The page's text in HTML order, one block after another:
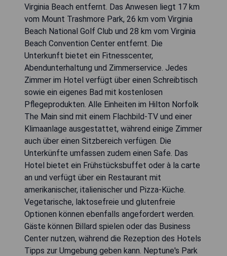
Virginia Beach entfernt. Das Anwesen liegt 17 km
vom Mount Trashmore Park, 26 km vom Virginia
Beach National Golf Club und 28 km vom Virginia
Beach Convention Center entfernt. Die
Unterkunft bietet ein Fitnesscenter,
Abendunterhaltung und Zimmerservice. Jedes
Zimmer im Hotel verfügt über einen Schreibtisch
sowie ein eigenes Bad mit kostenlosen
Pflegeprodukten. Alle Einheiten im Hilton Norfolk
The Main sind mit einem Flachbild-TV und einer
Klimaanlage ausgestattet, während einige Zimmer
auch über einen Sitzbereich verfügen. Die
Unterkünfte umfassen zudem einen Safe. Das
Hotel bietet ein Frühstücksbuffet oder à la carte
an und verfügt über ein Restaurant mit
amerikanischer, italienischer und Pizza-Küche.
Vegetarische, laktosefreie und glutenfreie
Optionen können ebenfalls angefordert werden.
Gäste können Billard spielen oder das Business
Center nutzen, während die Rezeption des Hotels
Tipps zur Umgebung geben kann. Neptune's Park